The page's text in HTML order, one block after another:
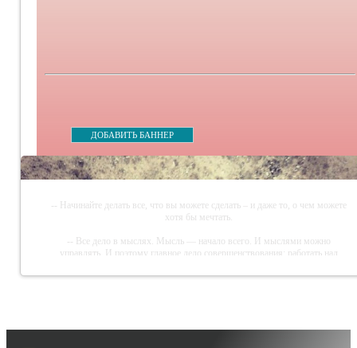
ДОБАВИТЬ БАННЕР
-- Начинайте делать все, что вы можете сделать – и даже то, о чем можете
хотя бы мечтать.
-- Все дело в мыслях. Мысль — начало всего. И мыслями можно
управлять. И поэтому главное дело совершенствования: работать над